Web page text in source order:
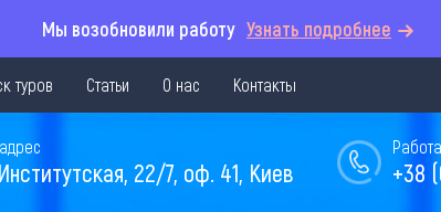
Мы возобновили работу Узнать подробнее
туров Статьи О нас Контакты
+38
22/7, оф. 41, Киев